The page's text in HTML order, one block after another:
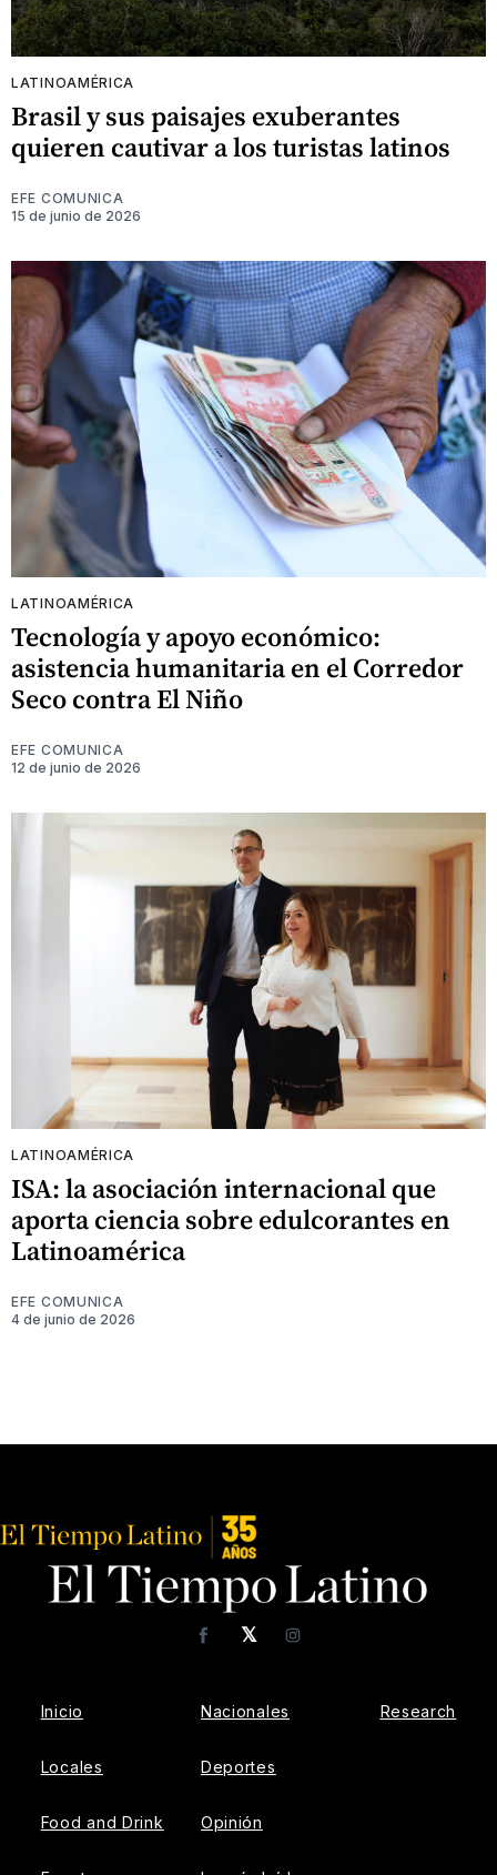
LATINOAMÉRICA
Brasil y sus paisajes exuberantes
quieren cautivar a los turistas latinos
EFE COMUNICA
15 de junio de 2026
LATINOAMÉRICA
Tecnología y apoyo económico:
asistencia humanitaria en el Corredor
Seco contra El Niño
EFE COMUNICA
12 de junio de 2026
LATINOAMÉRICA
ISA: la asociación internacional que
aporta ciencia sobre edulcorantes en
Latinoamérica
EFE COMUNICA
4 de junio de 2026
𝕏
FacebookInstagram
Inicio
Locales
Food and Drink
Nacionales
Deportes
Opinión
Research